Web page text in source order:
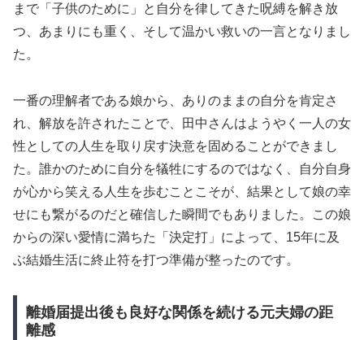
まで「子供のために」と自分を律してきた呪縛を解き放
つ、あまりにも重く、そして温かい救いの一言となりまし
た。
一番の理解者である娘から、ありのままの自分を肯定さ
れ、解放を許されたことで、田中さんはようやく一人の女
性としての人生を取り戻す決意を固めることができまし
た。誰かのために自分を犠牲にするのではなく、自分自身
が心から笑える人生を歩むことこそが、結果として娘の幸
せにも繋がるのだと確信した瞬間でもありました。この娘
からの深い愛情に満ちた「決定打」によって、15年に及
ぶ結婚生活に終止符を打つ準備が整ったのです。
離婚届提出後も良好な関係を続ける元夫婦の距
離感